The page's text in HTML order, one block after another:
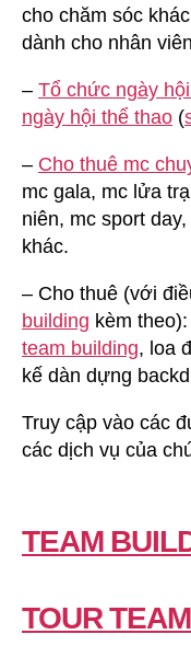
cho chăm sóc
dành cho nhân
– Tổ chức ngày
ngày hội thể thao (
– Cho thuê mc
mc gala, mc lửa
niên, mc sport
khác.
– Cho thuê (với
building kèm theo):
team building, loa
kế dàn dựng
Truy cập vào các
các dịch vụ của
TEAM
TOUR